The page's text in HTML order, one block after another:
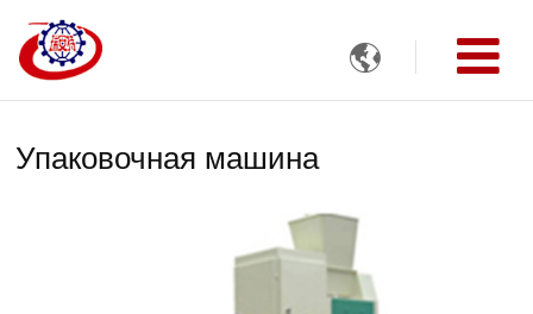

Упаковочная машина